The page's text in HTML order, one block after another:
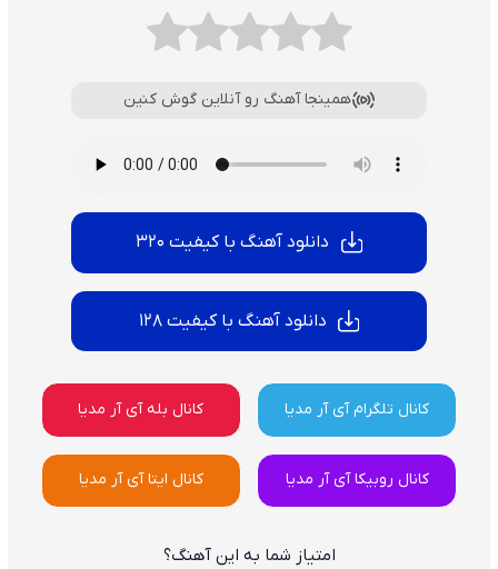
همینجا آهنگ رو آنلاین گوش کنین
دانلود آهنگ با کیفیت 320
دانلود آهنگ با کیفیت 128
کانال تلگرام آی آر مدیا کانال بله آی آر مدیا
کانال روبیکا آی آر مدیا کانال ایتا آی آر مدیا
امتیاز شما به این آهنگ؟